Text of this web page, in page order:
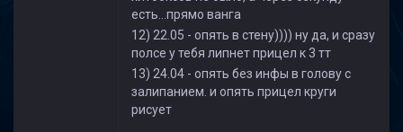
есть...прямо ванга
12) 22.05 - опять в стену)))) ну да, и сразу
полсе у тебя липнет прицел к 3 тт
13) 24.04 - опять без инфы в голову с
залипанием. и опять прицел круги
рисует